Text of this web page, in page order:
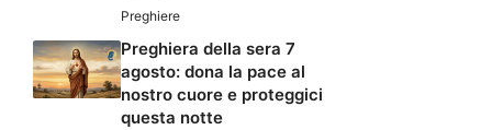
Preghiere
Preghiera della sera 7
agosto: dona la pace al
nostro cuore e proteggici
questa notte